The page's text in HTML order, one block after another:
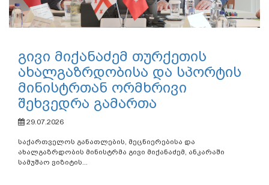
გივი მიქანაძემ თურქეთის
ახალგაზრდობისა და სპორტის
მინისტრთან ორმხრივი
შეხვედრა გამართა
29.07.2026
საქართველოს განათლების, მეცნიერებისა და
ახალგაზრდობის მინისტრმა გივი მიქანაძემ, ანკარაში
სამუშაო ვიზიტის...